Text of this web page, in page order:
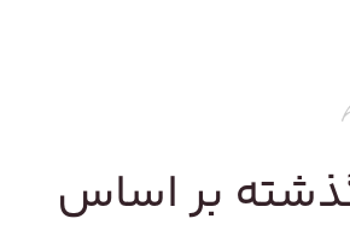
بر اساس